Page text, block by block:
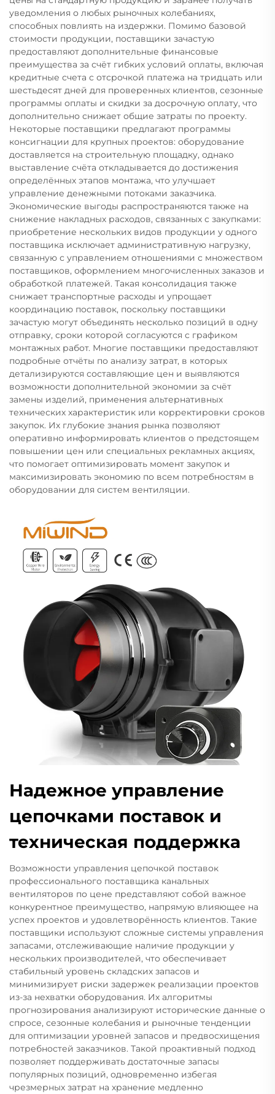
уведомления о любых рыночных колебаниях,
способных повлиять на издержки. Помимо базовой
стоимости продукции, поставщики зачастую
предоставляют дополнительные финансовые
преимущества за счёт гибких условий оплаты, включая
кредитные счета с отсрочкой платежа на тридцать или
шестьдесят дней для проверенных клиентов, сезонные
программы оплаты и скидки за досрочную оплату, что
дополнительно снижает общие затраты по проекту.
Некоторые поставщики предлагают программы
консигнации для крупных проектов: оборудование
доставляется на строительную площадку, однако
выставление счёта откладывается до достижения
определённых этапов монтажа, что улучшает
управление денежными потоками заказчика.
Экономические выгоды распространяются также на
снижение накладных расходов, связанных с закупками:
приобретение нескольких видов продукции у одного
поставщика исключает административную нагрузку,
связанную с управлением отношениями с множеством
поставщиков, оформлением многочисленных заказов и
обработкой платежей. Такая консолидация также
снижает транспортные расходы и упрощает
координацию поставок, поскольку поставщики
зачастую могут объединять несколько позиций в одну
отправку, сроки которой согласуются с графиком
монтажных работ. Многие поставщики предоставляют
подробные отчёты по анализу затрат, в которых
детализируются составляющие цен и выявляются
возможности дополнительной экономии за счёт
замены изделий, применения альтернативных
технических характеристик или корректировки сроков
закупок. Их глубокие знания рынка позволяют
оперативно информировать клиентов о предстоящем
повышении цен или специальных рекламных акциях,
что помогает оптимизировать момент закупок и
максимизировать экономию по всем потребностям в
оборудовании для систем вентиляции.
Надежное управление
цепочками поставок и
техническая поддержка
Возможности управления цепочкой поставок
профессионального поставщика канальных
вентиляторов по цене представляют собой важное
конкурентное преимущество, напрямую влияющее на
успех проектов и удовлетворённость клиентов. Такие
поставщики используют сложные системы управления
запасами, отслеживающие наличие продукции у
нескольких производителей, что обеспечивает
стабильный уровень складских запасов и
минимизирует риски задержек реализации проектов
из-за нехватки оборудования. Их алгоритмы
прогнозирования анализируют исторические данные о
спросе, сезонные колебания и рыночные тенденции
для оптимизации уровней запасов и предвосхищения
потребностей заказчиков. Такой проактивный подход
позволяет поддерживать достаточные запасы
популярных позиций, одновременно избегая
чрезмерных затрат на хранение медленно